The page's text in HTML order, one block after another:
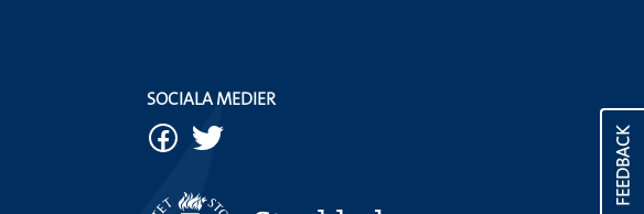
FEEDBACK
SOCIALA MEDIER